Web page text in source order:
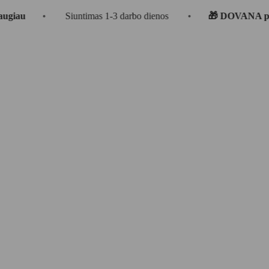
• Siuntimas 1-3 darbo dienos • 🎁 DOVANA perkant